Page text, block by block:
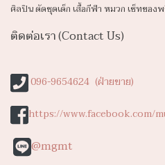
ศิลปิน ตัดชุดเด็ก เสื้อกีฬา หมวก เซ็ทของ
ติดต่อเรา (Contact Us)
096-9654624 (ฝ่ายขาย)
https://www.facebook.com/
@mgmt